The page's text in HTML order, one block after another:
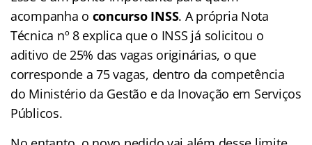
acompanha o concurso INSS. A própria Nota
Técnica nº 8 explica que o INSS já solicitou o
aditivo de 25% das vagas originárias, o que
corresponde a 75 vagas, dentro da competência
do Ministério da Gestão e da Inovação em Serviços
Públicos.